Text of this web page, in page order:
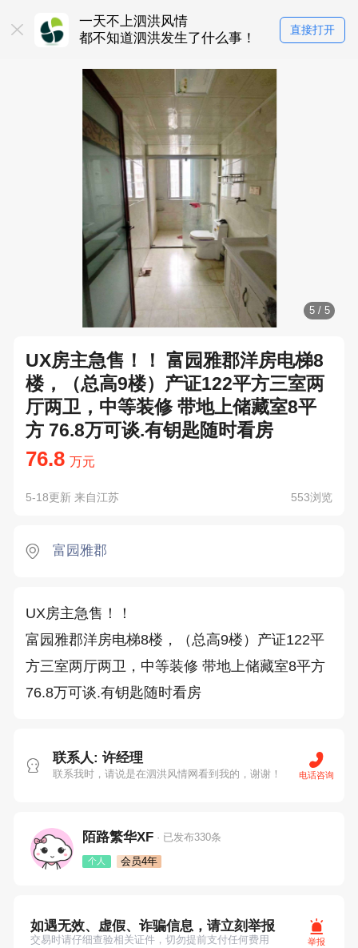
一天不上泗洪风情
都不知道泗洪发生了什么事！
直接打开
5/ 5
UX房主急售！！ 富园雅郡洋房电梯8
楼，（总高9楼）产证122平方三室两
厅两卫，中等装修 带地上储藏室8平
方 76.8万可谈.有钥匙随时看房
76.8 万元
5-18更新 来自江苏 553浏览
富园雅郡
UX房主急售！！
富园雅郡洋房电梯8楼，（总高9楼）产证122平
方三室两厅两卫，中等装修 带地上储藏室8平方
76.8万可谈.有钥匙随时看房
联系人: 许经理
联系我时，请说是在泗洪风情网看到我的，谢谢！ 电话咨询
陌路繁华XF · 已发布330条
个人 会员4年
如遇无效、虚假、诈骗信息，请立刻举报
交易时请仔细查验相关证件，切勿提前支付任何费用 举报